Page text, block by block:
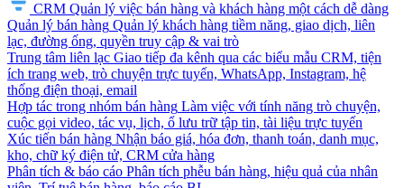
CRM Quản lý việc bán hàng và khách hàng một cách dễ dàng
Quản lý bán hàng Quản lý khách hàng tiềm năng, giao dịch, liên
lạc, đường ống, quyền truy cập & vai trò
Trung tâm liên lạc Giao tiếp đa kênh qua các biểu mẫu CRM, tiện
ích trang web, trò chuyện trực tuyến, WhatsApp, Instagram, hệ
thống điện thoại, email
Hợp tác trong nhóm bán hàng Làm việc với tính năng trò chuyện,
cuộc gọi video, tác vụ, lịch, ổ lưu trữ tập tin, tài liệu trực tuyến
Xúc tiến bán hàng Nhận báo giá, hóa đơn, thanh toán, danh mục,
kho, chữ ký điện tử, CRM cửa hàng
Phân tích & báo cáo Phân tích phễu bán hàng, hiệu quả của nhân